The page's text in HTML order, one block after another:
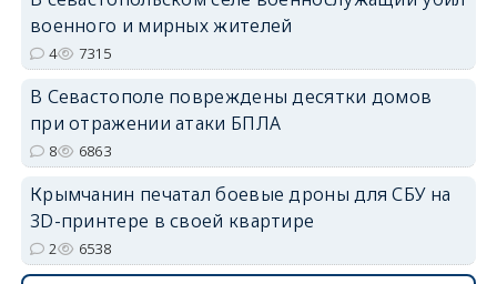
военного и мирных жителей
4 7315
В Севастополе повреждены десятки домов
при отражении атаки БПЛА
8 6863
Крымчанин печатал боевые дроны для СБУ на
3D-принтере в своей квартире
2 6538